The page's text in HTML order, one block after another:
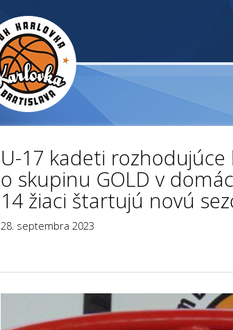
U-17 kadeti rozhodujúce
o skupinu GOLD v
14 žiaci štartujú novú
28. septembra 2023